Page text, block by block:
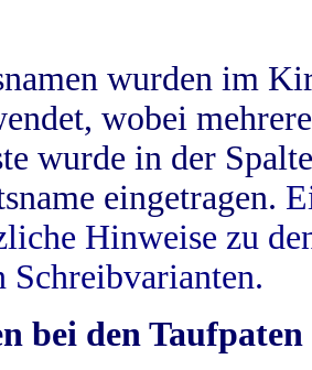
wurden im
wobei
wurde in der
eingetragen.
Hinweise zu
Schreibvarianten.
bei den Taufpaten